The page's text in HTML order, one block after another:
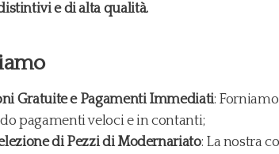
e di alta qualità.
Gratuite e Pagamenti Immediati:
pagamenti veloci e in contanti;
di Pezzi di Modernariato: La nostra